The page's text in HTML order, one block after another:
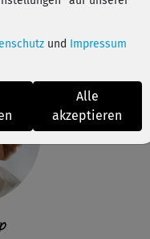
Kissenund Impressum
Alle
akzeptieren